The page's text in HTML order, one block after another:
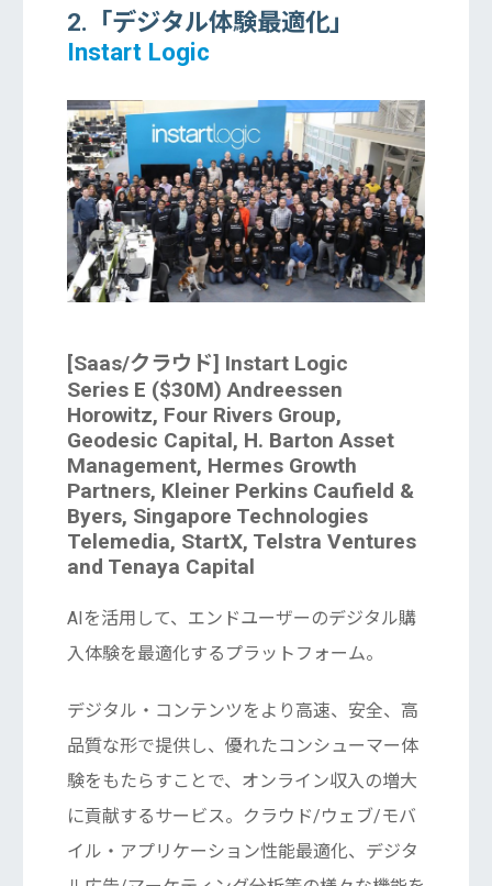
2.「デジタル体験最適化」
Instart Logic
[Saas/クラウド] Instart Logic
Series E ($30M) Andreessen
Horowitz, Four Rivers Group,
Geodesic Capital, H. Barton Asset
Management, Hermes Growth
Partners, Kleiner Perkins Caufield &
Byers, Singapore Technologies
Telemedia, StartX, Telstra Ventures
and Tenaya Capital
AIを活用して、エンドユーザーのデジタル購
入体験を最適化するプラットフォーム。
デジタル・コンテンツをより高速、安全、高
品質な形で提供し、優れたコンシューマー体
験をもたらすことで、オンライン収入の増大
に貢献するサービス。クラウド/ウェブ/モバ
イル・アプリケーション性能最適化、デジタ